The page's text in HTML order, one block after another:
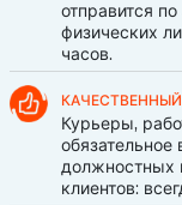
отправится
физических
часов.
Курьеры,
обязательное
должностных
клиентов: